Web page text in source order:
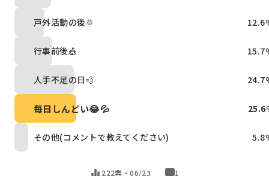
戸外活動の後🌞 12.6
行事前後🎪 15.7
人手不足の日💨 24.7
毎日しんどい😂💦 25.6
その他(コメントで教えてください) 5.8
222票・06/23 1